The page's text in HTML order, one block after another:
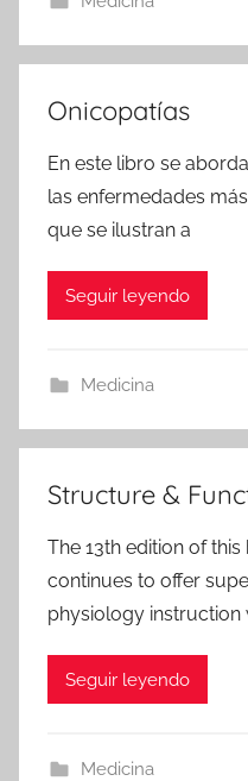
Onicopatías
En este libro se
las enfermedades
que se ilustran a
Seguir leyendo
Medicina
Structure &
The 13th edition of
continues to offer
physiology instruction
Seguir leyendo
Medicina